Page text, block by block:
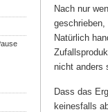
Nach nur
Natürlich
nicht anders
Dass das
keinesfalls